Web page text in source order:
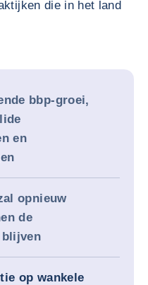
die in het land
bbp-groei,
en
opnieuw
de
blijven
op wankele